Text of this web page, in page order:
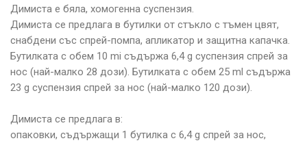
Димиста е бяла, хомогенна суспензия.
Димиста се предлага в бутилки от стъкло с тъмен цвят,
снабдени със спрей-помпа, апликатор и защитна капачка.
Бутилката с обем 10 mi съдържа 6,4 g суспензия спрей за
нос (най-малко 28 дози). Бутилката с обем 25 ml съдържа
23 g суспензия спрей за нос (най-малко 120 дози).
Димиста се предлага в:
опаковки, съдържащи 1 бутилка с 6,4 g спрей за нос,